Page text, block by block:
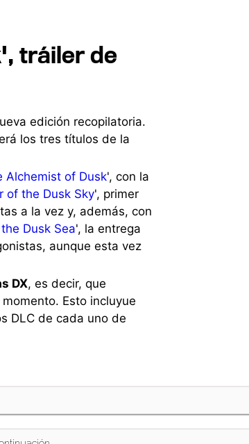
tráiler de
edición recopilatoria.
los tres títulos de la
Alchemist of Dusk', con la
of the Dusk Sky', primer
a la vez y, además, con
Dusk Sea', la entrega
aunque esta vez
DX, es decir, que
Esto incluyue
DLC de cada uno de